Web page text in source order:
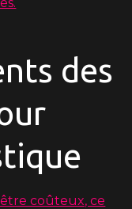
des
coûteux, ce